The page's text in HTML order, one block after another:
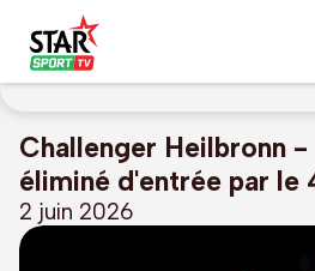
Challenger Heilbronn
éliminé d'entrée par le
2 juin 2026